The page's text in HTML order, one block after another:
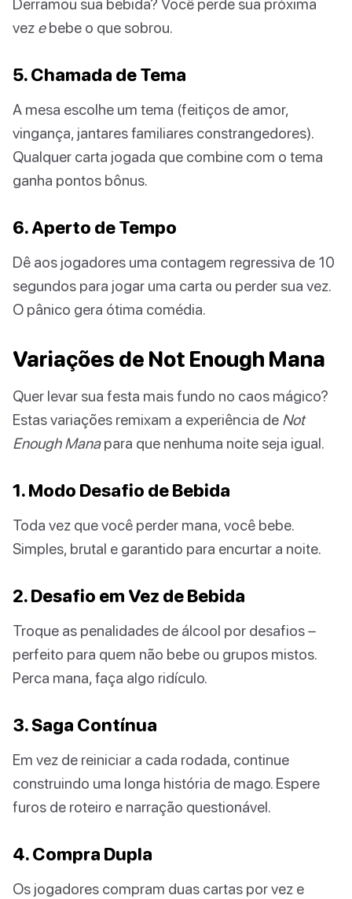
Derramou sua bebida? Você perde sua próxima
vez ebebe o que sobrou.
5. Chamada de Tema
A mesa escolhe um tema (feitiços de amor,
vingança, jantares familiares constrangedores).
Qualquer carta jogada que combine com o tema
ganha pontos bônus.
6. Aperto de Tempo
Dê aos jogadores uma contagem regressiva de 10
segundos para jogar uma carta ou perder sua vez.
O pânico gera ótima comédia.
Variações de Not Enough Mana
Quer levar sua festa mais fundo no caos mágico?
Estas variações remixam a experiência de Not
Enough Manapara que nenhuma noite seja igual.
1. Modo Desafio de Bebida
Toda vez que você perder mana, você bebe.
Simples, brutal e garantido para encurtar a noite.
2. Desafio em Vez de Bebida
Troque as penalidades de álcool por desafios –
perfeito para quem não bebe ou grupos mistos.
Perca mana, faça algo ridículo.
3. Saga Contínua
Em vez de reiniciar a cada rodada, continue
construindo uma longa história de mago. Espere
furos de roteiro e narração questionável.
4. Compra Dupla
Os jogadores compram duas cartas por vez e